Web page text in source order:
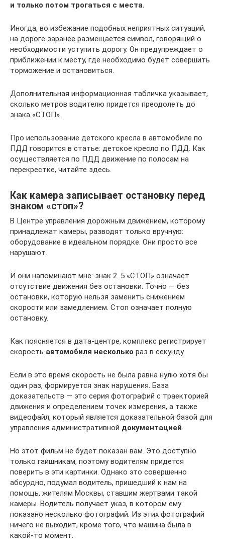
и только потом трогаться с места.
Иногда, во избежание подобных неприятных ситуаций,
на дороге заранее размещается символ, говорящий о
необходимости уступить дорогу. Он предупреждает о
приближении к месту, где необходимо будет совершить
торможение и остановиться.
Дополнительная информационная табличка указывает,
сколько метров водителю придется преодолеть до
знака «СТОП».
Про использование детского кресла в автомобиле по
ПДД говорится в статье: детское кресло по ПДД. Как
осуществляется по ПДД движение по полосам на
перекрестке, читайте здесь.
Как камера записывает остановку перед
знаком «стоп»?
В Центре управления дорожным движением, которому
принадлежат камеры, разводят только вручную:
оборудование в идеальном порядке. Они просто все
нарушают.
И они напоминают мне: знак 2. 5 «СТОП» означает
отсутствие движения без остановки. Точно — без
остановки, которую нельзя заменить снижением
скорости или замедлением. Стоп означает полную
остановку.
Как поясняется в дата-центре, комплекс регистрирует
скорость автомобиля несколько раз в секунду.
Если в это время скорость не была равна нулю хотя бы
один раз, формируется знак нарушения. База
доказательств — это серия фотографий с траекторией
движения и определением точек измерения, а также
видеофайл, который является доказательной базой для
управления административной документацией.
Но этот фильм не будет показан вам. Это доступно
только гаишникам, поэтому водителям придется
поверить в эти картинки. Однако это совершенно
абсурдно, подумал водитель, пришедший к нам на
помощь, жителям Москвы, ставшим жертвами такой
камеры. Водитель получает указ, в котором ему
показано несколько фотографий. Из этих фотографий
ничего не выходит, кроме того, что машина была в
какой-то момент.